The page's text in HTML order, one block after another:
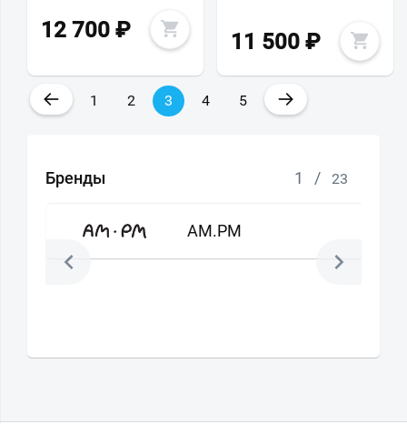
12 700 ₽ 11 500 ₽
← 1 2 3 4 5 →
Бренды 1 / 23
AM.PM